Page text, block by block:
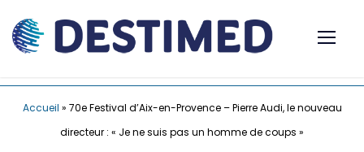
Accueil » 70e Festival d’Aix-en-Provence – Pierre Audi, le nouveau
directeur : « Je ne suis pas un homme de coups »